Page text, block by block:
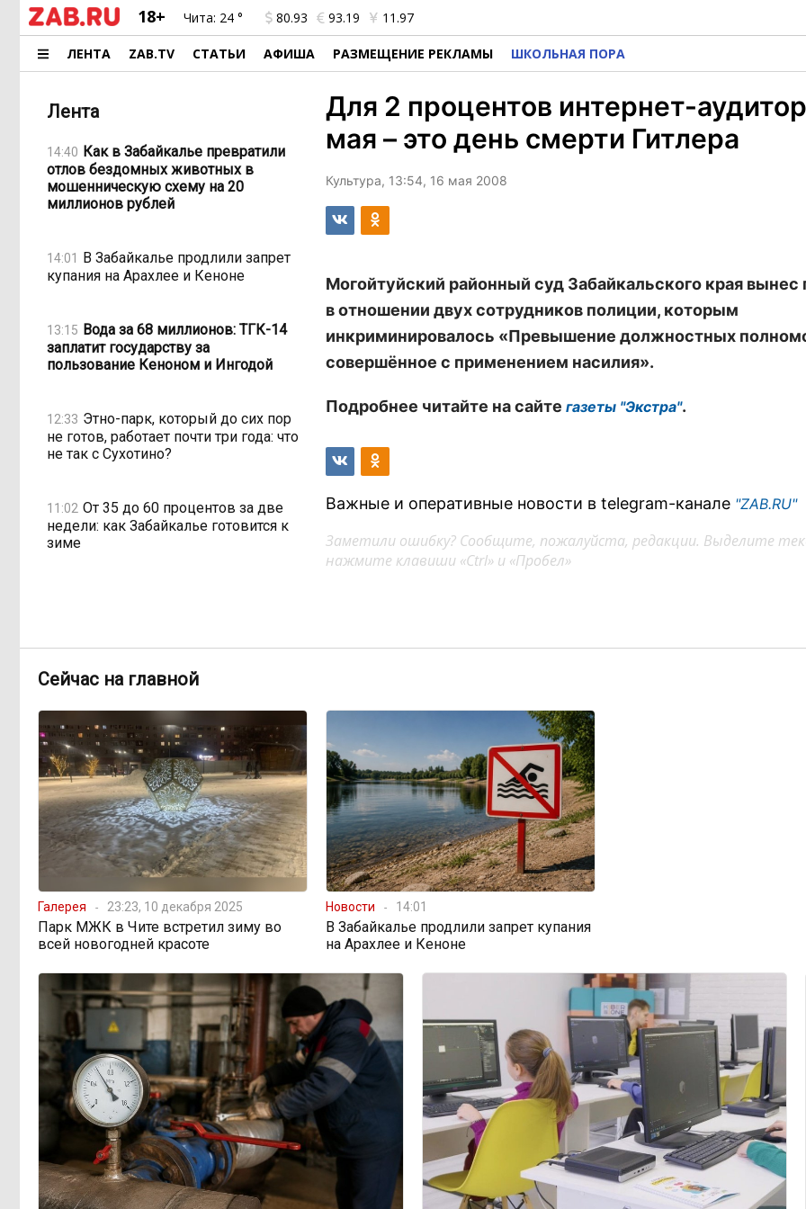
18+ Чита: 24 ° 80.93 93.19 11.97
ЛЕНТА ZAB.TV СТАТЬИ АФИША РАЗМЕЩЕНИЕ РЕКЛАМЫ ШКОЛЬНАЯ ПОРА
Лента
14:40 Как в Забайкалье превратили
отлов бездомных животных в
мошенническую схему на 20
миллионов рублей
14:01 В Забайкалье продлили запрет
купания на Арахлее и Кеноне
13:15 Вода за 68 миллионов: ТГК-14
заплатит государству за
пользование Кеноном и Ингодой
12:33 Этно-парк, который до сих пор
не готов, работает почти три года: что
не так с Сухотино?
11:02 От 35 до 60 процентов за две
недели: как Забайкалье готовится к
зиме
08:01 Забайкалье строит дамбы
застали врасплох
18:01, Вчера Погодные качели в
Забайкалье: прогноз синоптиков на
ближайшие выходные
16:58, Вчера Консультанты
возглавили рейтинг самых
высокооплачиваемых подработок
за смену в ДФО
15:02, Вчера
«Ждать некогда»:
жители подтопленного Угдана
просят технику, пока чиновники
разводят руками
13:44, Вчера
Правительство РФ
легализует топливо стандарта
«Евро-2»
12:33, Вчера Власти: Забайкалье
переживает туристический бум
Для 2 процентов интернет-
мая – это день смерти Гитлера
Культура, 13:54, 16 мая 2008
Могойтуйский районный суд Забайкальского края вынес
в отношении двух сотрудников полиции, которым
инкриминировалось «Превышение должностных
совершённое с применением насилия».
Подробнее читайте на сайте газеты "Экстра".
Важные и оперативные новости в telegram-канале "ZAB.RU"
Заметили ошибку? Сообщите, пожалуйста, редакции. Выделите
нажмите клавиши «Ctrl» и «Пробел»
Сейчас на главной
Галерея 23:23, 10 декабря 2025
Парк МЖК в Чите встретил зиму во
всей новогодней красоте
Новости 14:01
В Забайкалье продлили запрет купания
на Арахлее и Кеноне